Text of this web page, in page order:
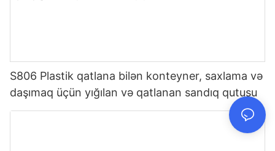
S806 Plastik qatlana bilən konteyner, saxlama və
daşımaq üçün yığılan və qatlanan sandıq qutusu